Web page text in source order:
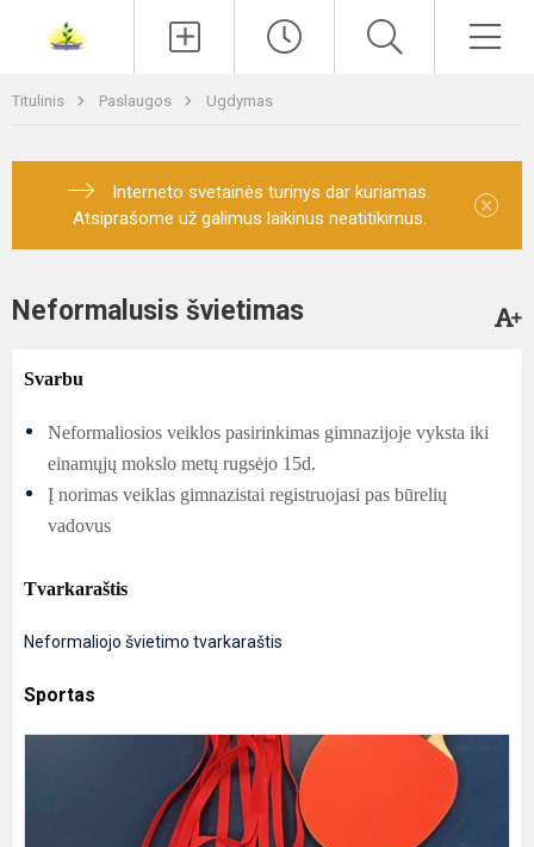
Titulinis Paslaugos Ugdymas
Interneto svetainės turinys dar kuriamas.
Atsiprašome už galimus laikinus neatitikimus.
×
Neformalusis švietimas
Svarbu
Neformaliosios veiklos pasirinkimas gimnazijoje vyksta iki
einamųjų mokslo metų rugsėjo 15d.
Į norimas veiklas gimnazistai registruojasi pas būrelių
vadovus
Tvarkaraštis
Neformaliojo švietimo tvarkaraštis
Sportas